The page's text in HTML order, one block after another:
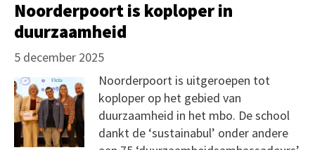
Noorderpoort is koploper in
duurzaamheid
5 december 2025
Noorderpoort is uitgeroepen tot
koploper op het gebied van
duurzaamheid in het mbo. De school
dankt de ‘sustainabul’ onder andere